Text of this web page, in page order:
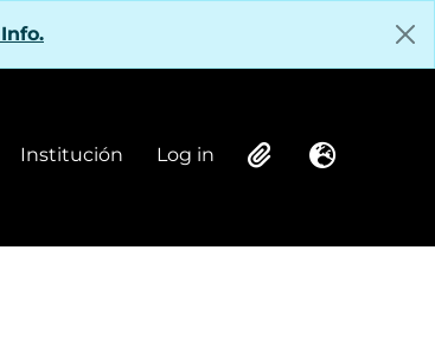
Institución
Institución
Log in
Log in ClipboardLanguage